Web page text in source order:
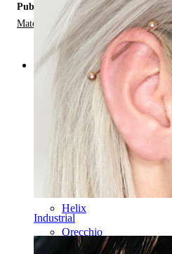
Industrial
Pubblicato in:
Materiali Dei Gioielli Da Piercing
Categories
Ombelico
Labbro
Capezzolo
Industrial
Dermal
Helix
Orecchio